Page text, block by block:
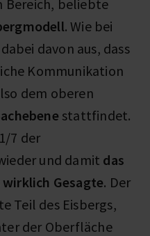
Bereich, beliebte
. Wie bei
davon aus, dass
Kommunikation
dem oberen
stattfindet.
7 der
und damit das
Gesagte. Der
Teil des Eisbergs,
der Oberfläche